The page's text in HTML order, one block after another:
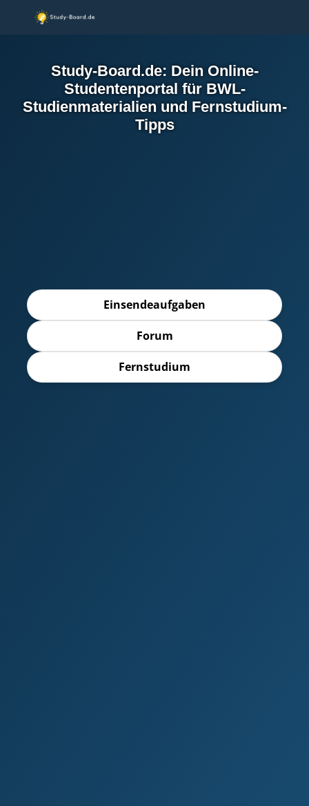
Study-Board.de: Dein Online-
Studentenportal für BWL-
Studienmaterialien und Fernstudium-
Tipps
Einsendeaufgaben
Forum
Fernstudium